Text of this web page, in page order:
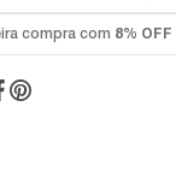
compra com 8% OFF